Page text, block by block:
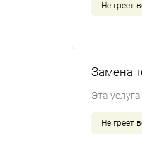
Не греет
Замена
Эта
Не греет